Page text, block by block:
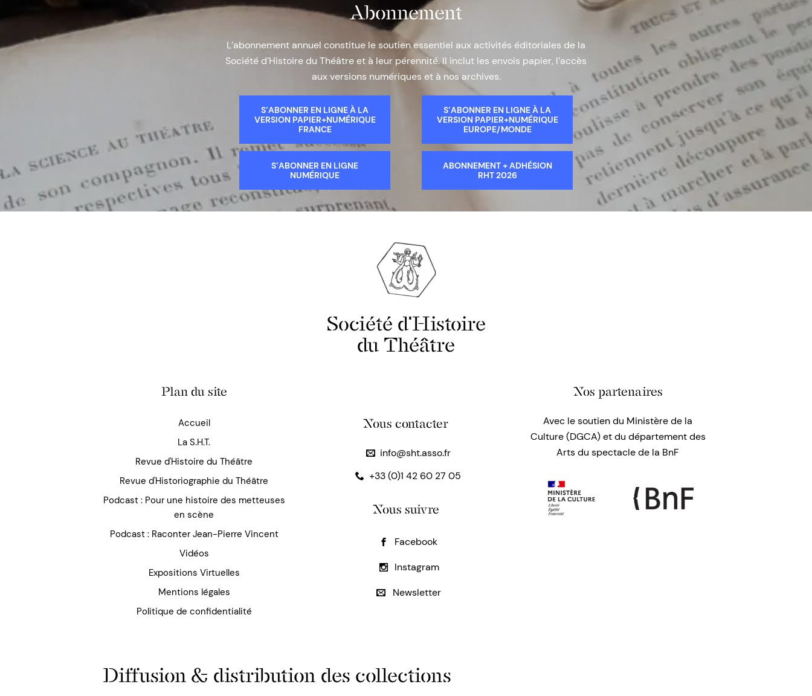
Abonnement
L’abonnement annuel constitue le soutien essentiel aux activités éditoriales de la
Société d’Histoire du Théâtre et à leur pérennité. Il inclut les envois papier, l’accès
aux versions numériques et à nos archives.
S’ABONNER EN LIGNE À LA
VERSION PAPIER+NUMÉRIQUE
FRANCE
S’ABONNER EN LIGNE À LA
VERSION PAPIER+NUMÉRIQUE
EUROPE/MONDE
S’ABONNER EN LIGNE
NUMÉRIQUE
ABONNEMENT + ADHÉSION
RHT 2026
Société d'Histoire
du Théâtre
Plan du site
Accueil
La S.H.T.
Revue d'Histoire du Théâtre
Revue d'Historiographie du Théâtre
Podcast : Pour une histoire des metteuses
en scène
Podcast : Raconter Jean-Pierre Vincent
Vidéos
Expositions Virtuelles
Mentions légales
Politique de confidentialité
Nous contacter
info@sht.asso.fr
+33 (0)1 42 60 27 05
Nous suivre
Facebook
Instagram
Newsletter
Nos partenaires
Avec le soutien du Ministère de la
Culture (DGCA) et du département des
Arts du spectacle de la BnF
Diffusion & distribution des collections